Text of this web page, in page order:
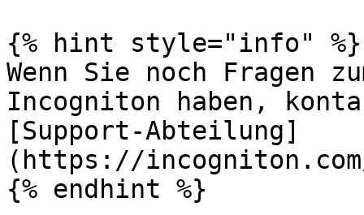
{% hint style="info" %}
Wenn Sie noch Fragen
Incogniton haben,
[Support-Abteilung]
(https://